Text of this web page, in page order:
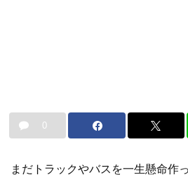
0
まだトラックやバスを一生懸命作